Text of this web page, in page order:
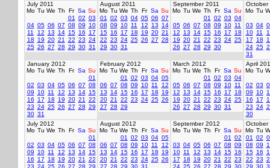
July 2011
Mo Tu We Th Fr Sa Su
01
02 03
04 05 06 07 08 09
10
11
12 13 14 15 16
17
18
19 20 21 22 23 24
25 26 27 28 29 30 31
August 2011
Mo Tu We Th Fr Sa Su
01
02 03 04 05 06 07
08 09 10 11 12 13
14
15 16 17 18 19 20 21
22 23 24 25 26 27 28
29 30 31
September 2011
Mo Tu We Th Fr Sa Su
01
02 03 04
05 06 07 08 09 10 11
12
13 14 15 16 17
18
19 20 21 22 23 24 25
26 27 28 29 30
October
Mo Tu
03 04
10 11
17
18
24 25
31
January 2012
Mo Tu We Th Fr Sa Su
01
02 03 04 05 06 07 08
09
10 11 12 13 14 15
16
17 18 19 20 21
22
23 24 25 26 27 28 29
30 31
February 2012
Mo Tu We Th Fr Sa Su
01
02 03 04 05
06 07 08 09 10 11
12
13
14 15 16 17 18
19
20 21 22 23 24 25 26
27 28 29
March 2012
Mo Tu We Th Fr Sa Su
01
02 03 04
05 06 07 08 09 10 11
12
13 14 15 16 17
18
19 20 21 22 23 24 25
26 27 28 29 30 31
April
Mo Tu
02 03
09
10
16
17
23 24
30
July 2012
Mo Tu We Th Fr Sa Su
01
02 03 04 05 06 07 08
09
10 11 12 13 14 15
16
17 18 19 20 21
22
23 24 25 26 27 28 29
August 2012
Mo Tu We Th Fr Sa Su
01
02 03 04 05
06 07 08 09 10 11
12
13
14 15 16 17 18
19
20 21 22 23 24 25 26
27 28 29 30 31
September 2012
Mo Tu We Th Fr Sa Su
01
02
03 04 05 06 07 08 09
10 11 12 13 14 15 16
17
18 19 20 21 22 23
24 25 26 27 28 29 30
October
Mo Tu
01
02
08 09
15 16
22 23
29 30